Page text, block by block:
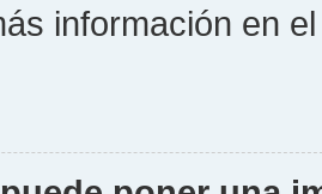
información en